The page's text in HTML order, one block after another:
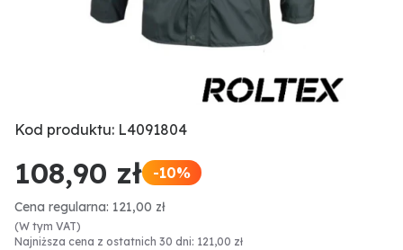
Kod produktu: L4091804
108,90 zł -10%
Cena regularna: 121,00 zł
(W tym VAT)
Najniższa cena z ostatnich 30 dni: 121,00 zł